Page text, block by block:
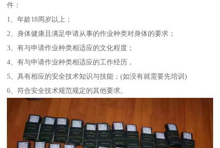
件：
1、年龄18周岁以上；
2、身体健康且满足申请从事的作业种类对身体的要求；
3、有与申请作业种类相适应的文化程度；
4、有与申请作业种类相适应的工作经历，
5、具有相应的安全技术知识与技能；(如没有就需要先培训)
6、符合安全技术规范规定的其他要求。